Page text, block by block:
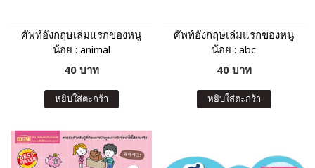
ศัพท์อังกฤษเล่มแรกของหนู
น้อย : animal
40 บาท
หยิบใส่ตะกร้า
ศัพท์อังกฤษเล่มแรกของหนู
น้อย : abc
40 บาท
หยิบใส่ตะกร้า